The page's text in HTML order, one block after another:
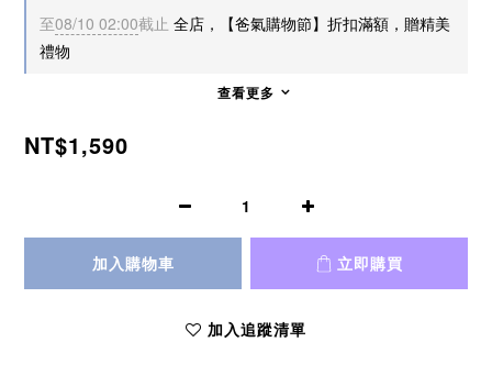
至08/10 02:00截止 全店，【爸氣購物節】折扣滿額，贈精美
禮物
查看更多
NT$1,590
加入購物車 立即購買
加入追蹤清單